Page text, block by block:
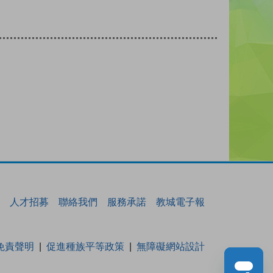
人才招募 聯絡我們 服務承諾 教城電子報
責聲明 促進種族平等政策 無障礙網站設計